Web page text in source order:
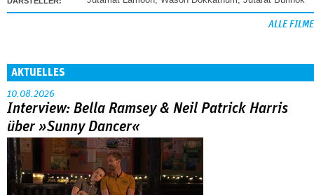
ALLE FILME
AKTUELLES
10.08.2026
Interview: Bella Ramsey & Neil Patrick Harris
über »Sunny Dancer«